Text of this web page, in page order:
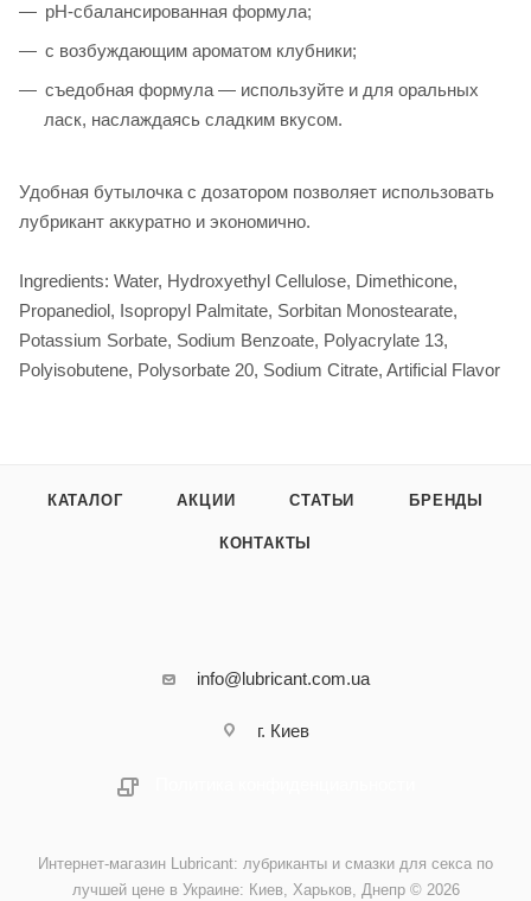
pH-сбалансированная формула;
с возбуждающим ароматом клубники;
съедобная формула — используйте и для оральных
ласк, наслаждаясь сладким вкусом.
Удобная бутылочка с дозатором позволяет использовать
лубрикант аккуратно и экономично.
Ingredients: Water, Hydroxyethyl Cellulose, Dimethicone,
Propanediol, Isopropyl Palmitate, Sorbitan Monostearate,
Potassium Sorbate, Sodium Benzoate, Polyacrylate 13,
Polyisobutene, Polysorbate 20, Sodium Citrate, Artificial Flavor
КАТАЛОГ АКЦИИ СТАТЬИ БРЕНДЫ
КОНТАКТЫ
info@lubricant.com.ua
г. Киев
Интернет-магазин Lubricant: лубриканты и смазки для секса по
лучшей цене в Украине: Киев, Харьков, Днепр © 2026